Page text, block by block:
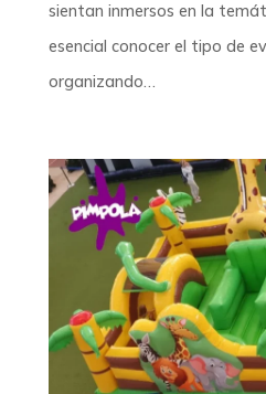
sientan inmersos en la
esencial conocer el tipo de
organizando…